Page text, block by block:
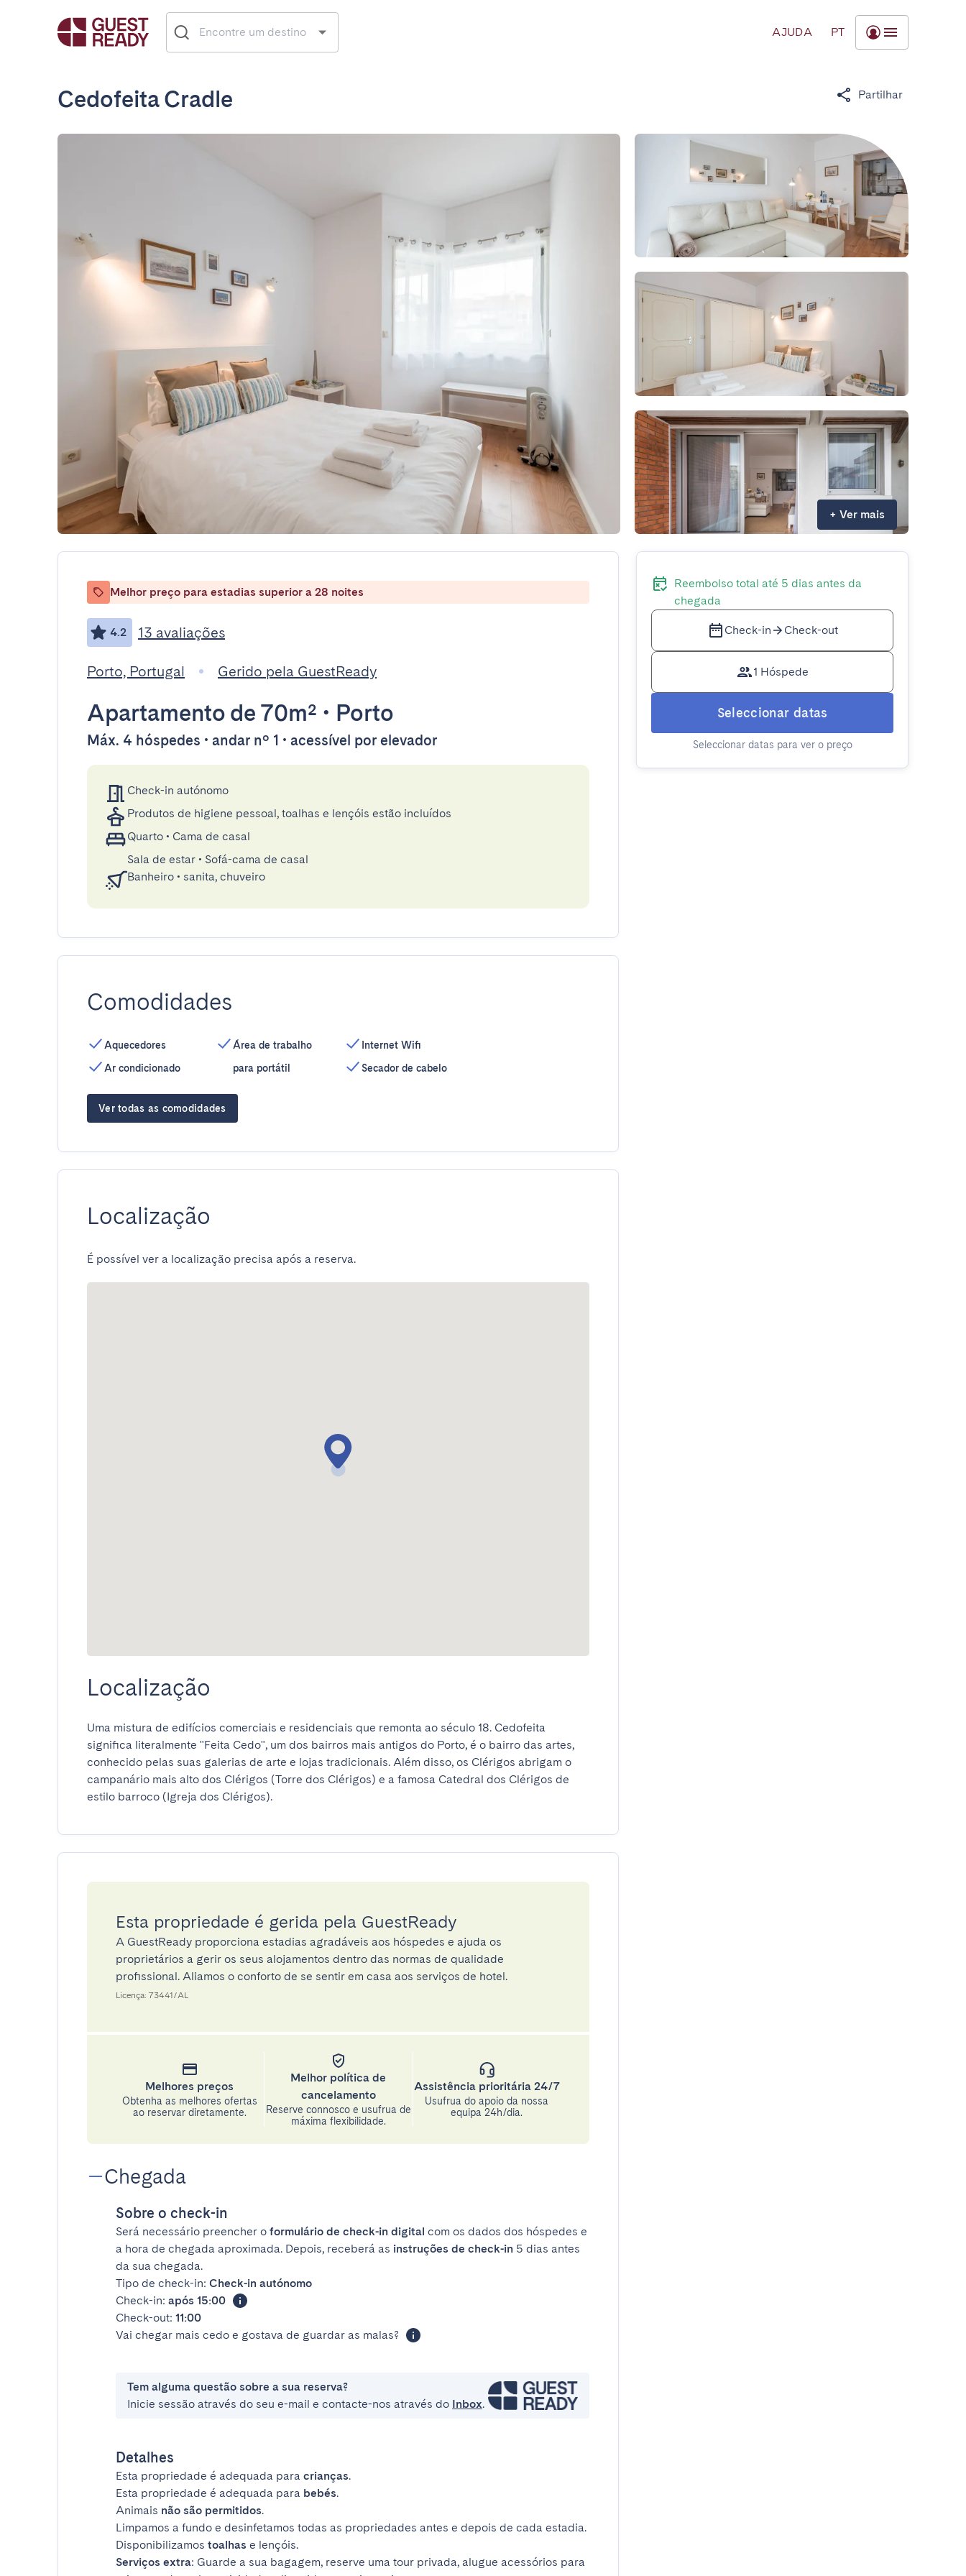
AJUDA PT
Cedofeita Cradle Partilhar
+ Ver mais
Melhor preço para estadias superior a 28 noites
4.2 13 avaliações
Porto, Portugal Gerido pela GuestReady
Apartamento de 70m² • Porto
Máx. 4 hóspedes • andar nº 1 • acessível por elevador
Check-in autónomo
Produtos de higiene pessoal, toalhas e lençóis estão incluídos
Quarto • Cama de casal
Sala de estar • Sofá-cama de casal
Banheiro • sanita, chuveiro
Comodidades
Aquecedores
Ar condicionado
Área de trabalho
para portátil
Internet Wifi
Secador de cabelo
Ver todas as comodidades
Localização
É possível ver a localização precisa após a reserva.
Localização
Uma mistura de edifícios comerciais e residenciais que remonta ao século 18. Cedofeita
significa literalmente "Feita Cedo", um dos bairros mais antigos do Porto, é o bairro das artes,
conhecido pelas suas galerias de arte e lojas tradicionais. Além disso, os Clérigos abrigam o
campanário mais alto dos Clérigos (Torre dos Clérigos) e a famosa Catedral dos Clérigos de
estilo barroco (Igreja dos Clérigos).
Esta propriedade é gerida pela GuestReady
A GuestReady proporciona estadias agradáveis aos hóspedes e ajuda os
proprietários a gerir os seus alojamentos dentro das normas de qualidade
profissional. Aliamos o conforto de se sentir em casa aos serviços de hotel.
Licença: 73441/AL
Melhores preços
Obtenha as melhores ofertas
ao reservar diretamente.
Melhor política de
cancelamento
Reserve connosco e usufrua de
máxima flexibilidade.
Assistência prioritária 24/7
Usufrua do apoio da nossa
equipa 24h/dia.
Chegada
Sobre o check-in
Será necessário preencher o formulário de check-in digital com os dados dos hóspedes e
a hora de chegada aproximada. Depois, receberá as instruções de check-in 5 dias antes
da sua chegada.
Tipo de check-in: Check-in autónomo
Check-in: após 15:00
Check-out: 11:00
Vai chegar mais cedo e gostava de guardar as malas?
Tem alguma questão sobre a sua reserva?
Inicie sessão através do seu e-mail e contacte-nos através do Inbox.
Detalhes
Esta propriedade é adequada para crianças.
Esta propriedade é adequada para bebés.
Animais não são permitidos.
Limpamos a fundo e desinfetamos todas as propriedades antes e depois de cada estadia.
Disponibilizamos toalhas e lençóis.
Serviços extra: Guarde a sua bagagem, reserve uma tour privada, alugue acessórios para
Reembolso total até 5 dias antes da
chegada
Check-in Check-out
1 Hóspede
Seleccionar datas
Seleccionar datas para ver o preço